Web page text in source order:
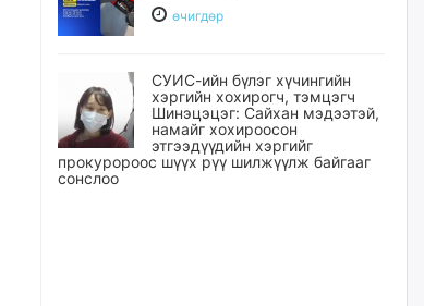
өчигдѳр
СУИС-ийн бүлэг хүчингийн
хэргийн хохирогч, тэмцэгч
Шинэцэцэг: Сайхан мэдээтэй,
намайг хохироосон
этгээдүүдийн хэргийг
прокуророос шүүх рүү шилжүүлж байгааг
сонслоо